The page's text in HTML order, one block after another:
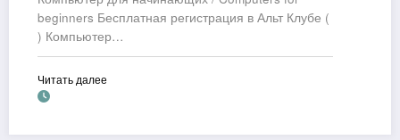
beginners Бесплатная регистрация в Альт Клубе (
) Компьютер…
Читать далее